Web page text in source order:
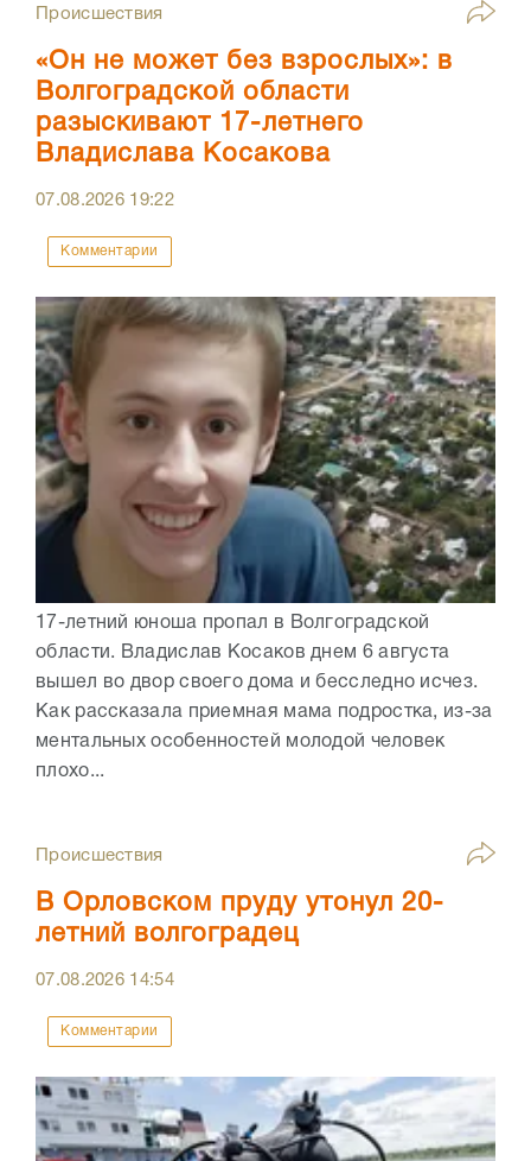
Происшествия
«Он не может без взрослых»: в
Волгоградской области
разыскивают 17-летнего
Владислава Косакова
07.08.2026 19:22
Комментарии
17-летний юноша пропал в Волгоградской
области. Владислав Косаков днем 6 августа
вышел во двор своего дома и бесследно исчез.
Как рассказала приемная мама подростка, из-за
ментальных особенностей молодой человек
плохо...
Происшествия
В Орловском пруду утонул 20-
летний волгоградец
07.08.2026 14:54
Комментарии